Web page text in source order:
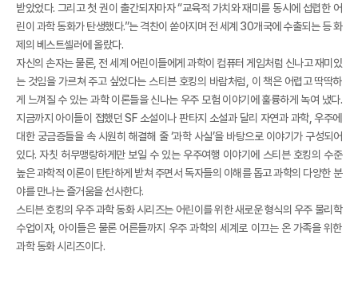
받았었다. 그리고 첫 권이 출간되자마자 “교육적 가치와 재미를 동시에 섭렵한 어
린이 과학 동화가 탄생했다.”는 격찬이 쏟아지며 전 세계 30개국에 수출되는 등 화
제의 베스트셀러에 올랐다.
자신의 손자는 물론, 전 세계 어린이들에게 과학이 컴퓨터 게임처럼 신나고 재미있
는 것임을 가르쳐 주고 싶었다는 스티븐 호킹의 바람처럼, 이 책은 어렵고 딱딱하
게 느껴질 수 있는 과학 이론들을 신나는 우주 모험 이야기에 훌륭하게 녹여 냈다.
지금까지 아이들이 접했던 SF 소설이나 판타지 소설과 달리 자연과 과학, 우주에
대한 궁금증들을 속 시원히 해결해 줄 ‘과학 사실’을 바탕으로 이야기가 구성되어
있다. 자칫 허무맹랑하게만 보일 수 있는 우주여행 이야기에 스티븐 호킹의 수준
높은 과학적 이론이 탄탄하게 받쳐 주면서 독자들의 이해를 돕고 과학의 다양한 분
야를 만나는 즐거움을 선사한다.
스티븐 호킹의 우주 과학 동화 시리즈는 어린이를 위한 새로운 형식의 우주 물리학
수업이자, 아이들은 물론 어른들까지 우주 과학의 세계로 이끄는 온 가족을 위한
과학 동화 시리즈이다.